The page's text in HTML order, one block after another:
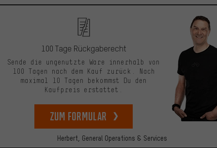
Herbert, General Operations & Services
100 Tage Rückgaberecht
Sende die ungenutzte Ware innerhalb von
100 Tagen nach dem Kauf zurück. Nach
maximal 10 Tagen bekommst Du den
Kaufpreis erstattet.
zum Formular